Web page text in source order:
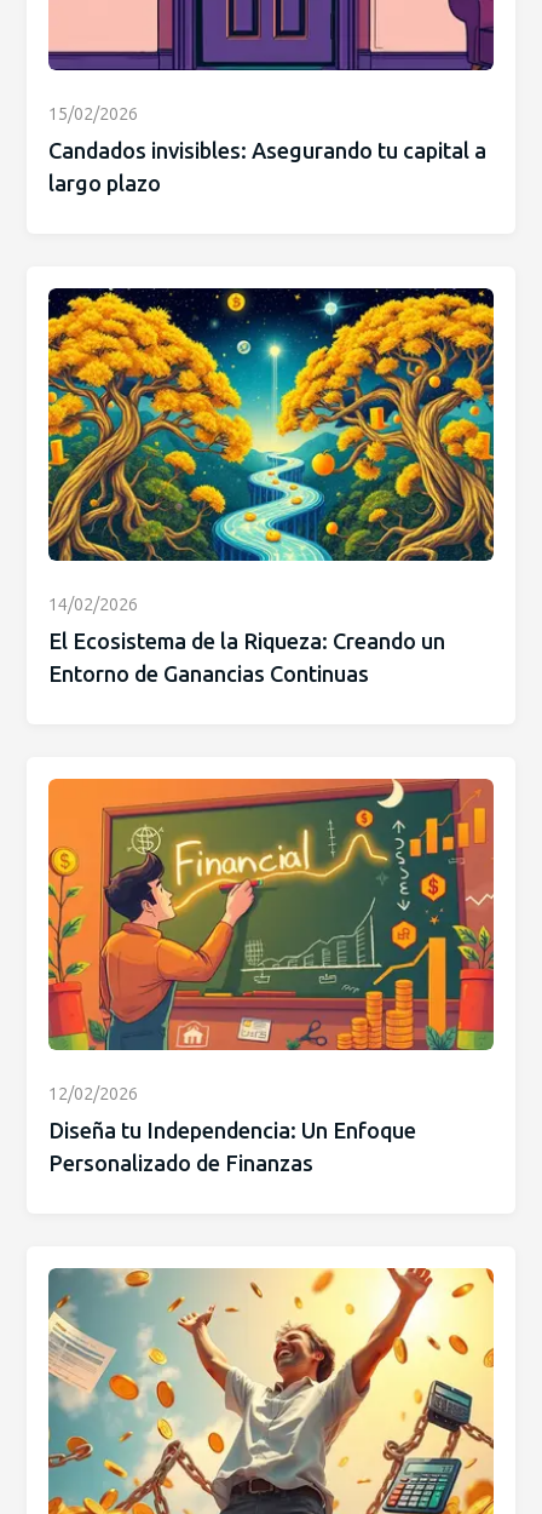
15/02/2026
Candados invisibles: Asegurando tu capital a
largo plazo
14/02/2026
El Ecosistema de la Riqueza: Creando un
Entorno de Ganancias Continuas
12/02/2026
Diseña tu Independencia: Un Enfoque
Personalizado de Finanzas